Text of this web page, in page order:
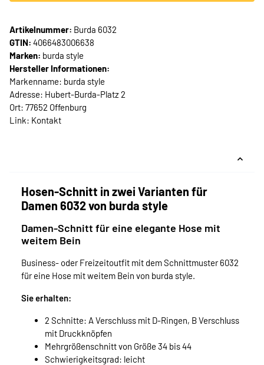
Artikelnummer: Burda 6032
GTIN: 4066483006638
Marken: burda style
Hersteller Informationen:
Markenname: burda style
Adresse: Hubert-Burda-Platz 2
Ort: 77652 Offenburg
Link: Kontakt
Hosen-Schnitt in zwei Varianten für
Damen 6032 von burda style
Damen-Schnitt für eine elegante Hose mit
weitem Bein
Business- oder Freizeitoutfit mit dem Schnittmuster 6032
für eine Hose mit weitem Bein von burda style.
Sie erhalten:
2 Schnitte: A Verschluss mit D-Ringen, B Verschluss
mit Druckknöpfen
Mehrgrößenschnitt von Größe 34 bis 44
Schwierigkeitsgrad: leicht